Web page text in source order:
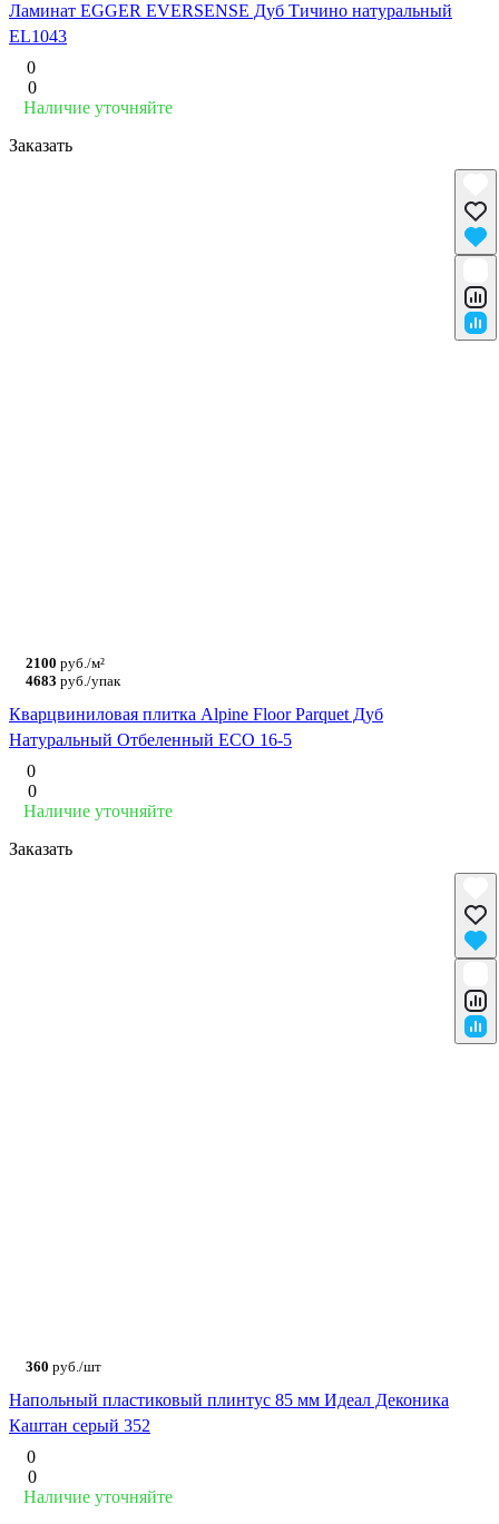
Ламинат EGGER EVERSENSE Дуб Тичино натуральный
EL1043
0
0
Наличие уточняйте
Заказать
2100 руб./м²
4683 руб./упак
Кварцвиниловая плитка Alpine Floor Parquet Дуб
Натуральный Отбеленный ECO 16-5
0
0
Наличие уточняйте
Заказать
360 руб./шт
Напольный пластиковый плинтус 85 мм Идеал Деконика
Каштан серый 352
0
0
Наличие уточняйте